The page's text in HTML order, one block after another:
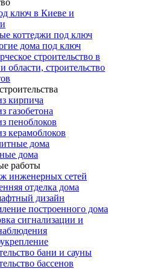
ключ в Киеве и
коттеджи под ключ
дома под ключ
строительство в
области, строительство
кирпича
газобетона
пеноблоков
керамоблоков
дома
дома
работы
инженерных сетей
отделка дома
дизайн
построенного дома
сигнализации и
бани и сауны
бассенов